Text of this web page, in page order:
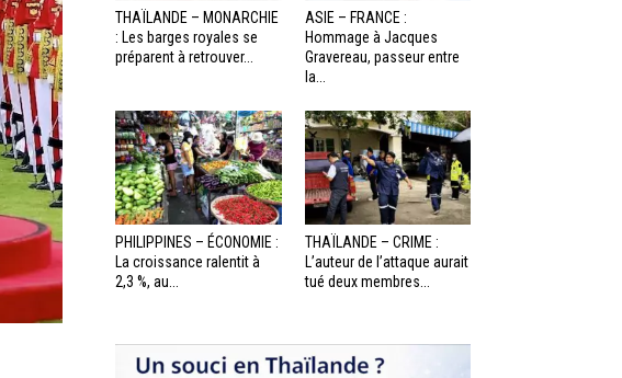
THAÏLANDE – MONARCHIE
: Les barges royales se
préparent à retrouver...
ASIE – FRANCE :
Hommage à Jacques
Gravereau, passeur entre
la...
PHILIPPINES – ÉCONOMIE :
La croissance ralentit à
2,3 %, au...
THAÏLANDE – CRIME :
L’auteur de l’attaque aurait
tué deux membres...